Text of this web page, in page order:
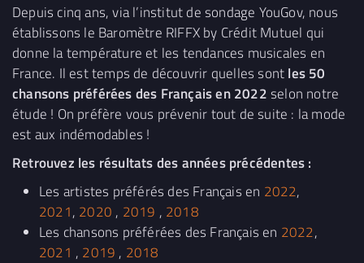
Depuis cinq ans, via l’institut de sondage YouGov, nous
établissons le Baromètre RIFFX by Crédit Mutuel qui
donne la température et les tendances musicales en
France. Il est temps de découvrir quelles sont les 50
chansons préférées des Français en 2022 selon notre
étude ! On préfère vous prévenir tout de suite : la mode
est aux indémodables !
Retrouvez les résultats des années précédentes :
Les artistes préférés des Français en 2022,
2021, 2020 , 2019 , 2018
Les chansons préférées des Français en 2022,
2021 , 2019 , 2018